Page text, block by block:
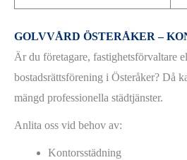
GOLVVÅRD ÖSTERÅKER –
Är du företagare, fastighetsförvaltare
bostadsrättsförening i Österåker? Då
mängd professionella städtjänster.
Anlita oss vid behov av:
Kontorsstädning